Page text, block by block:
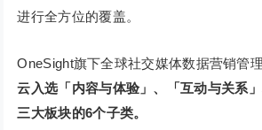
进行全方位的覆盖。
OneSight旗下全球社交媒体数据营销管
云入选「内容与体验」、「互动与关系」
三大板块的6个子类。